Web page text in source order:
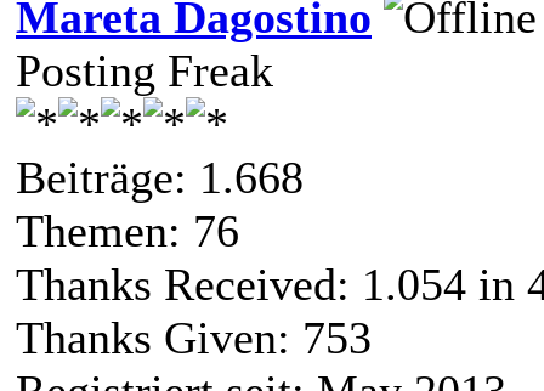
Mareta Dagostino
Posting Freak
Beiträge: 1.668
Themen: 76
Thanks Received: 1.054 in
Thanks Given: 753